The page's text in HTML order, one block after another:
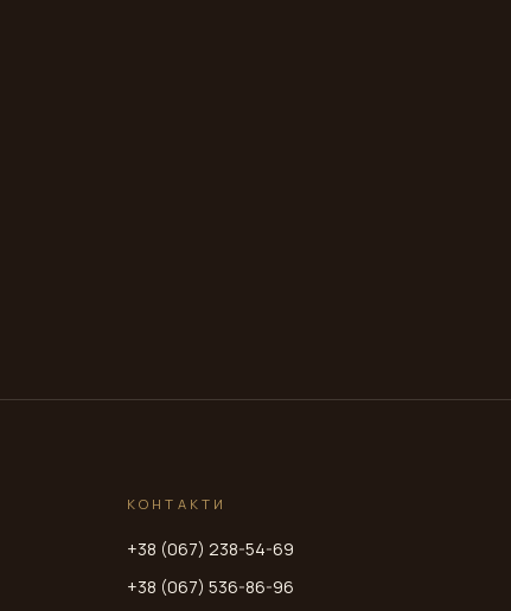
КОНТАКТИ
+38 (067) 238-54-69
+38 (067) 536-86-96